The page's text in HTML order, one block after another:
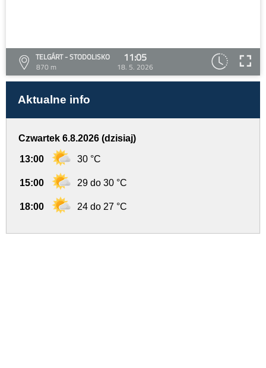
TELGÁRT - STODOLISKO
870 m
11:05
18. 5. 2026
Aktualne info
Czwartek 6.8.2026 (dzisiaj)
13:00 30 °C
15:00 29 do 30 °C
18:00 24 do 27 °C